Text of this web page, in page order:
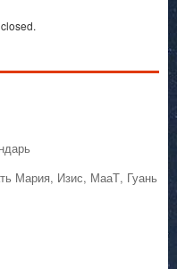
Мария, Изис, МааТ, Гуань